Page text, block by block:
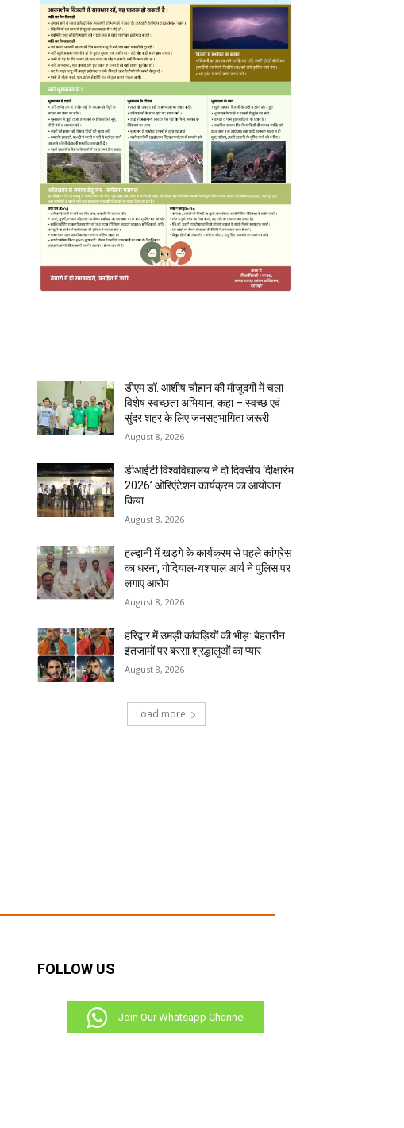
डीएम डॉ. आशीष चौहान की मौजूदगी में चला
विशेष स्वच्छता अभियान, कहा – स्वच्छ एवं
सुंदर शहर के लिए जनसहभागिता जरूरी
August 8, 2026
डीआईटी विश्वविद्यालय ने दो दिवसीय ‘दीक्षारंभ
2026’ ओरिएंटेशन कार्यक्रम का आयोजन
किया
August 8, 2026
हल्द्वानी में खड़गे के कार्यक्रम से पहले कांग्रेस
का धरना, गोदियाल-यशपाल आर्य ने पुलिस पर
लगाए आरोप
August 8, 2026
हरिद्वार में उमड़ी कांवड़ियों की भीड़: बेहतरीन
इंतजामों पर बरसा श्रद्धालुओं का प्यार
August 8, 2026
Load more
FOLLOW US
Join Our Whatsapp Channel